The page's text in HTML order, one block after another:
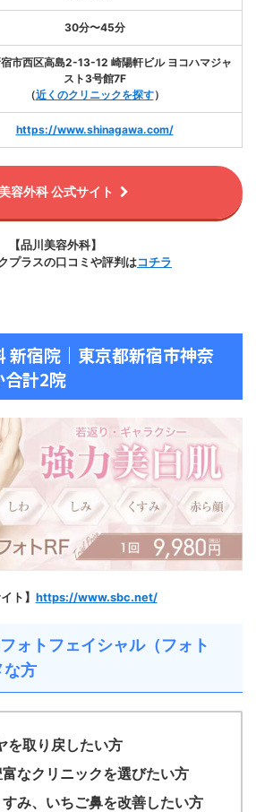
30分〜45分
市西区高島2-13-12 崎陽軒ビル ヨコハマジャ
スト3号館7F
（近くのクリニックを探す）
https://www.shinagawa.com/
容外科 公式サイト
【品川美容外科】
プラスの口コミや評判はコチラ
新宿院｜東京都新宿市神奈
合計2院
ト】 https://www.sbc.net/
ォトフェイシャル（フォト
な方
を取り戻したい方
なクリニックを選びたい方
み、いちご鼻を改善したい方